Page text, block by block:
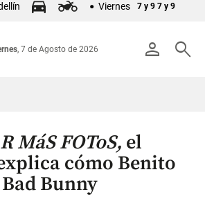
Viernes 7 y 9 7 y 9
person search
, 7 de Agosto de 2026
MáS FOToS, el
cómo Benito
Bunny